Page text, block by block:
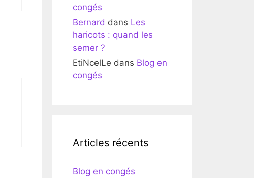
congés
Bernard dans Les
haricots : quand les
semer ?
EtiNcelLe dans Blog en
congés
Articles récents
Blog en congés